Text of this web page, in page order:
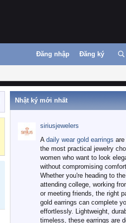
Đăng nhập Đăng ký
Nhật ký mới nhất
siriusjewelers
A daily wear gold earrings
the most practical jewelry
women who want to look
without compromising comfort.
Whether you're heading to
attending college, working
or meeting friends, the right
gold earrings can complete
effortlessly. Lightweight,
timeless, these earrings are